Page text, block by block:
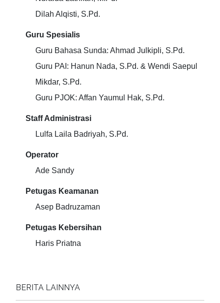
Dilah Alqisti, S.Pd.
Guru Spesialis
Guru Bahasa Sunda: Ahmad Julkipli, S.Pd.
Guru PAI: Hanun Nada, S.Pd. & Wendi Saepul
Mikdar, S.Pd.
Guru PJOK: Affan Yaumul Hak, S.Pd.
Staff Administrasi
Lulfa Laila Badriyah, S.Pd.
Operator
Ade Sandy
Petugas Keamanan
Asep Badruzaman
Petugas Kebersihan
Haris Priatna
BERITA LAINNYA